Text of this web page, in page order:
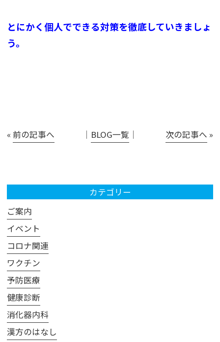
とにかく個人でできる対策を徹底していきましょ
う。
« 前の記事へ │ BLOG一覧 │ 次の記事へ »
カテゴリー
ご案内
イベント
コロナ関連
ワクチン
予防医療
健康診断
消化器内科
漢方のはなし